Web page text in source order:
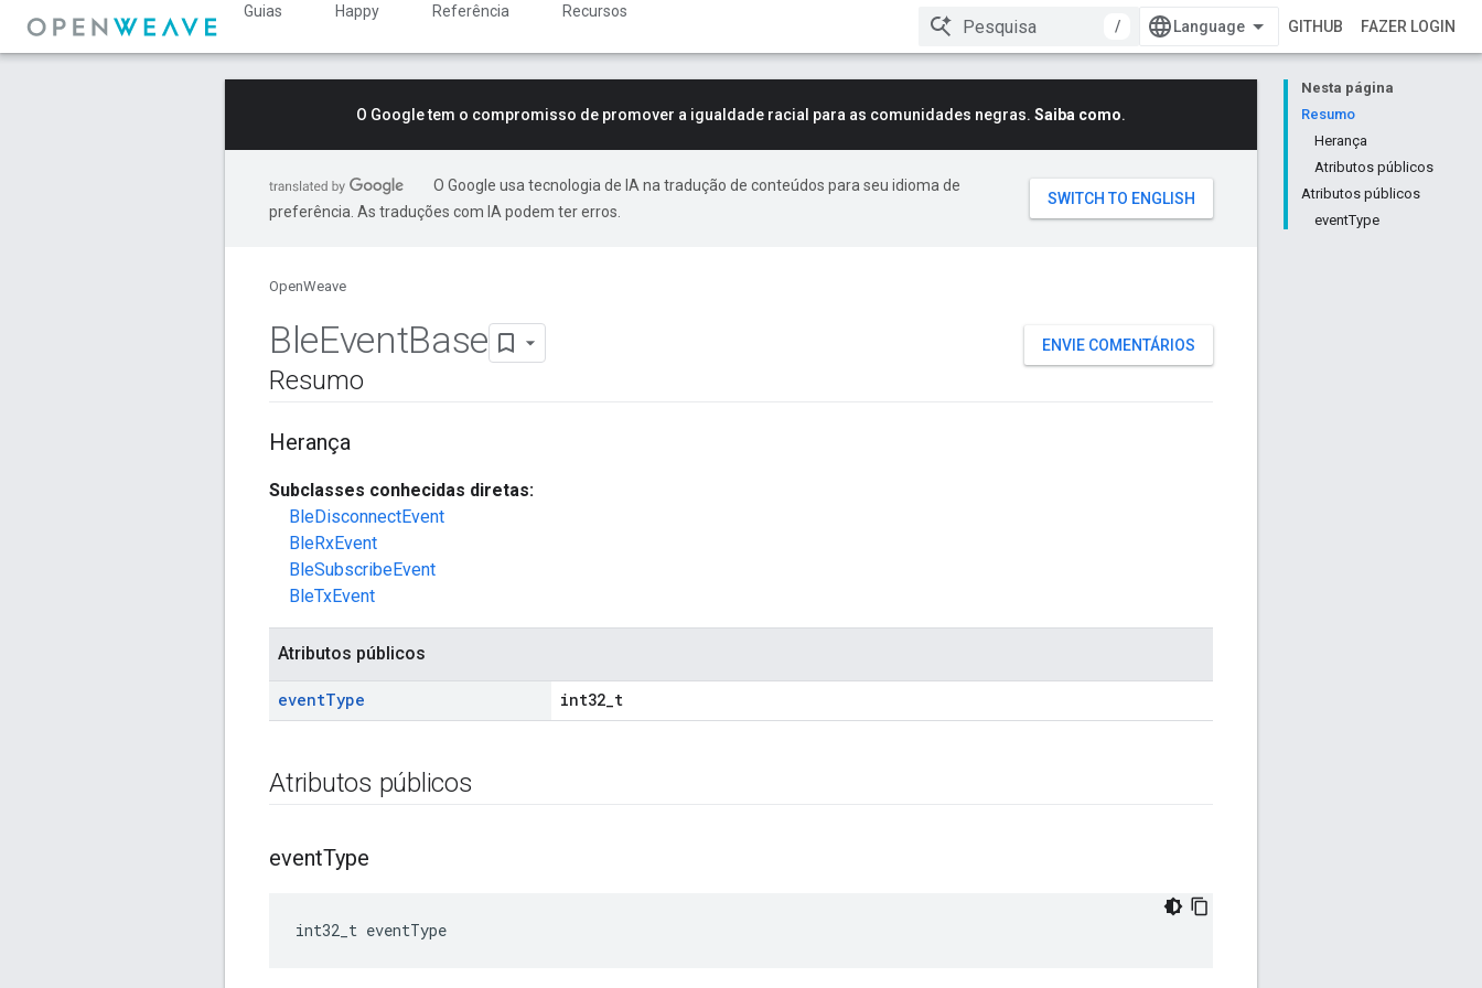
Guias Happy Referência
Recursos
/
GITHUB FAZER LOGIN
Nesta página
Resumo
Herança
Atributos públicos
Atributos públicos
eventType
O Google tem o compromisso de promover a igualdade racial para as comunidades negras. Saiba como.
O Google usa tecnologia de IA na tradução de conteúdos para seu idioma de
preferência. As traduções com IA podem ter erros.
OpenWeave
ENVIE COMENTÁRIOS
BleEventBase
Resumo
Herança
Subclasses conhecidas diretas:
BleDisconnectEvent
BleRxEvent
BleSubscribeEvent
BleTxEvent
Atributos públicos
eventType int32_t
Atributos públicos
eventType
int32_t eventType